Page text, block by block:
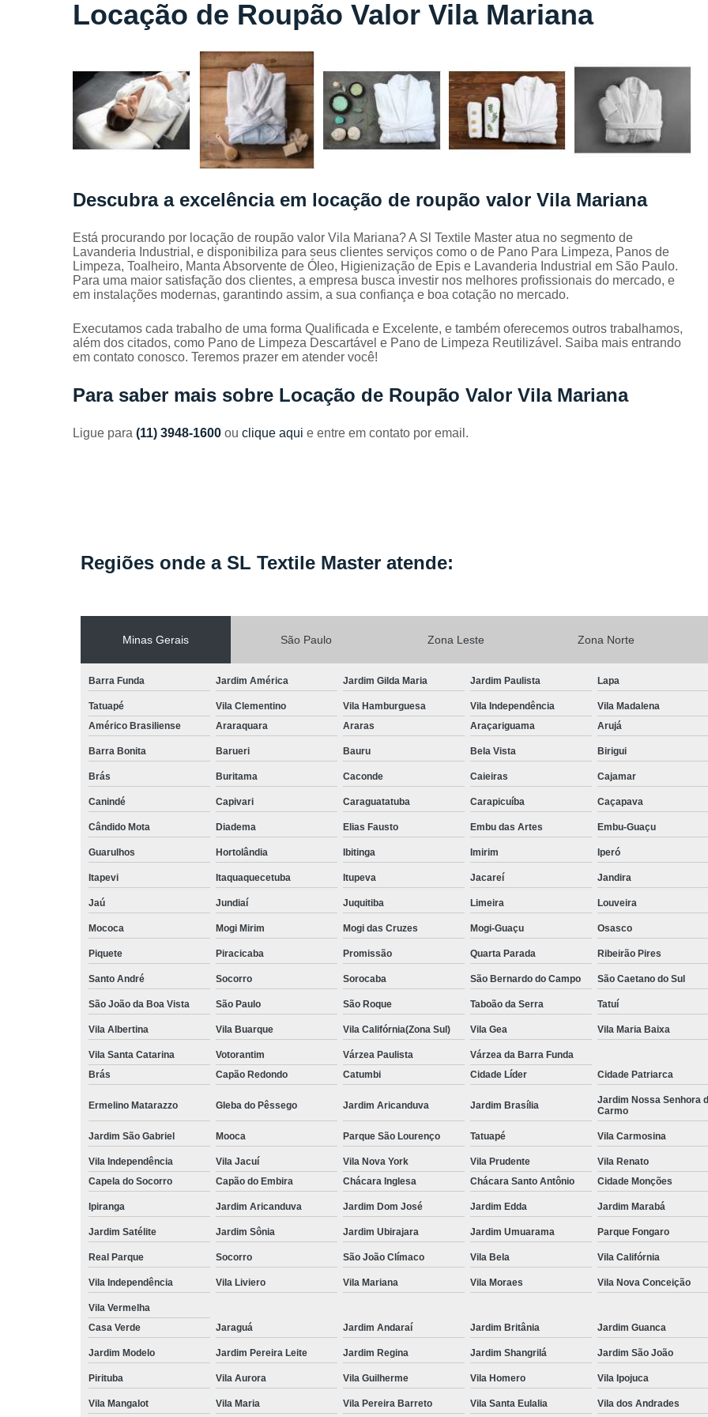
Locação
de lençóis
de toalhas
de banho
Locação
de toalhas
manicure
Locação
de rosto
de toalhas
industriais
Mantas
absorvente
Panos de
limpeza
Toalhas
Venda de
Lavagem de Toalha de Banho
Lavagem de Toalha para Salão de Beleza
Lavagem de Toalha São Paulo
Lavagem Toalha de Banho
Empresa de
Lavagem de Uniforme da Empresa
Lavagem de Uniforme e Epi
Lavagem Especializada de Uniforme
Aluguel de Capa de Cortar Cabelo
Locação de Capa de Barbeiro Grande São
Locação de Capa de Corte Industrial
Locação de Kimono
Locação de
Locação de Lençol Queen
Locação de
Aluguel de Toalha de Banho Adulto
Aluguel de Toalha de Banho Casal
Locação de Toalha de Banho
Locação de Toalha de Banho e Rosto
Locação de Toalha de Banho Industrial
Aluguel de Toalha Branca Manicure
Aluguel de Toalha para Manicure
Locação de Toalha de Manicure Branca
Locação de Toalha para Manicure
Locação de Toalha para Pedicure
Locação de Toalhas de
Locação de Toalhas de Manicure São
Locação de Toalha Branca de Rosto
Locação de Toalha de Rosto
Locação de Toalha de Rosto e Banho
Locação de Toalha de Rosto para Salão
Locação de Toalha de Rosto São
Locação de Toalha Rosto Branca
Aluguel de Toalha Industrial Virgem
Locação de Toalha Industrial Relavada
Locação de Toalha para Salão de Beleza
Manta Absorvente Azul
Manta Absorvente
Manta Absorvente Industrial
Locação de Roupão Valor Vila Mariana
Descubra a excelência em locação de roupão valor Vila Mariana
Está procurando por locação de roupão valor Vila Mariana? A Sl Textile Master atua no segmento de
Lavanderia Industrial, e disponibiliza para seus clientes serviços como o de Pano Para Limpeza, Panos de
Limpeza, Toalheiro, Manta Absorvente de Óleo, Higienização de Epis e Lavanderia Industrial em São Paulo.
Para uma maior satisfação dos clientes, a empresa busca investir nos melhores profissionais do mercado, e
em instalações modernas, garantindo assim, a sua confiança e boa cotação no mercado.
Executamos cada trabalho de uma forma Qualificada e Excelente, e também oferecemos outros trabalhamos,
além dos citados, como Pano de Limpeza Descartável e Pano de Limpeza Reutilizável. Saiba mais entrando
em contato conosco. Teremos prazer em atender você!
Para saber mais sobre Locação de Roupão Valor Vila Mariana
Ligue para (11) 3948-1600 ou clique aqui e entre em contato por email.
Regiões onde a SL Textile Master atende:
Minas Gerais São Paulo Zona Leste Zona Norte
Barra Funda Jardim América Jardim Gilda Maria Jardim Paulista Lapa
Tatuapé Vila Clementino Vila Hamburguesa Vila Independência Vila Madalena
Américo Brasiliense
Araraquara Araras Araçariguama Arujá
Barra Bonita Barueri Bauru Bela Vista Birigui
Brás Buritama Caconde Caieiras Cajamar
Canindé Capivari Caraguatatuba Carapicuíba Caçapava
Cândido Mota Diadema Elias Fausto Embu das Artes Embu-Guaçu
Guarulhos Hortolândia Ibitinga Imirim Iperó
Itapevi Itaquaquecetuba Itupeva Jacareí Jandira
Jaú Jundiaí Juquitiba Limeira Louveira
Mococa Mogi Mirim Mogi das Cruzes Mogi-Guaçu Osasco
Piquete Piracicaba Promissão Quarta Parada Ribeirão Pires
Santo André Socorro Sorocaba São Bernardo do Campo São Caetano do Sul
São João da Boa Vista São Paulo São Roque Taboão da Serra Tatuí
Vila Albertina Vila Buarque Vila Califórnia(Zona Sul) Vila Gea Vila Maria Baixa
Vila Santa Catarina Votorantim Várzea Paulista
Várzea da Barra Funda
Brás
Capão Redondo Catumbi Cidade Líder Cidade Patriarca
Ermelino Matarazzo Gleba do Pêssego Jardim Aricanduva Jardim Brasília
Jardim Nossa Senhora
Carmo
Jardim São Gabriel Mooca Parque São Lourenço Tatuapé Vila Carmosina
Vila Independência Vila Jacuí Vila Nova York Vila Prudente Vila Renato
Capela do Socorro
Capão do Embira Chácara Inglesa Chácara Santo Antônio Cidade Monções
Ipiranga Jardim Aricanduva Jardim Dom José Jardim Edda Jardim Marabá
Jardim Satélite Jardim Sônia Jardim Ubirajara Jardim Umuarama Parque Fongaro
Real Parque Socorro São João Clímaco Vila Bela Vila Califórnia
Vila Independência Vila Liviero Vila Mariana Vila Moraes Vila Nova Conceição
Vila Vermelha
Casa Verde
Jaraguá Jardim Andaraí Jardim Britânia Jardim Guanca
Jardim Modelo Jardim Pereira Leite Jardim Regina Jardim Shangrilá Jardim São João
Pirituba Vila Aurora Vila Guilherme Vila Homero Vila Ipojuca
Vila Mangalot Vila Maria Vila Pereira Barreto Vila Santa Eulalia Vila dos Andrades